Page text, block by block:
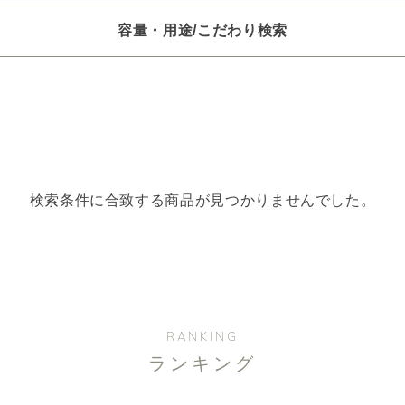
容量・用途/こだわり検索
ごとに選択肢からひとつずつ選択できます。選択するたびに絞り
オイル250/450ml ピエゾ専用オイル ブランチ・スティック
検索条件に合致する商品が見つかりませんでした。
RANKING
ランキング